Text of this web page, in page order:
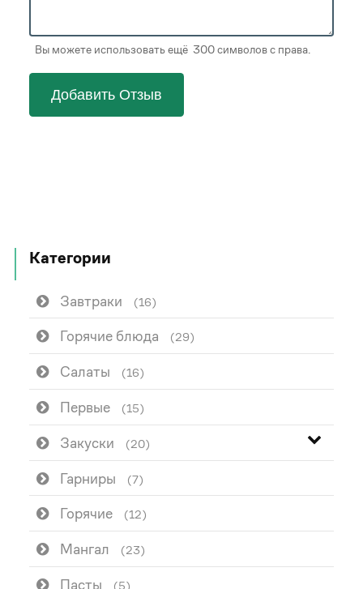
Вы можете использовать ещё 300 символов с права.
Добавить Отзыв
Категории
Завтраки (16)
Горячие блюда (29)
Салаты (16)
Первые (15)
Закуски (20)
Гарниры (7)
Горячие (12)
Мангал (23)
Пасты (5)